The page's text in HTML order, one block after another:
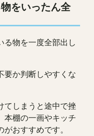
をいったん全
る物を一度全部出し
要か判断しやすくな
てしまうと途中で挫
本棚の一画やキッチ
おすすめです。